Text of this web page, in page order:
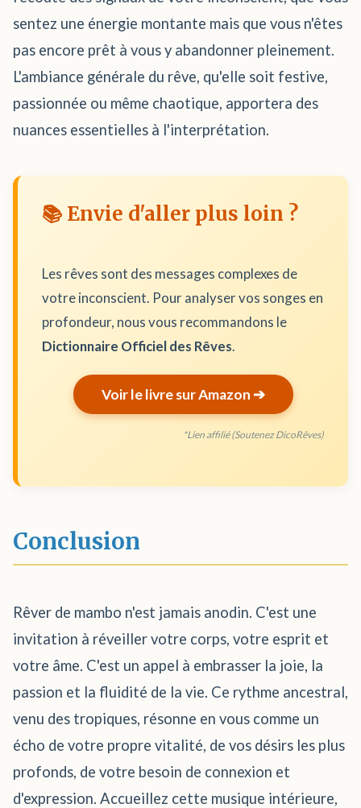
sentez une énergie montante mais que vous n'êtes
pas encore prêt à vous y abandonner pleinement.
L'ambiance générale du rêve, qu'elle soit festive,
passionnée ou même chaotique, apportera des
nuances essentielles à l'interprétation.
📚 Envie d'aller plus loin ?
Les rêves sont des messages complexes de
votre inconscient. Pour analyser vos songes en
profondeur, nous vous recommandons le
Dictionnaire Officiel des Rêves.
Voir le livre sur Amazon ➔
*Lien affilié (Soutenez DicoRêves)
Conclusion
Rêver de mambo n'est jamais anodin. C'est une
invitation à réveiller votre corps, votre esprit et
votre âme. C'est un appel à embrasser la joie, la
passion et la fluidité de la vie. Ce rythme ancestral,
venu des tropiques, résonne en vous comme un
écho de votre propre vitalité, de vos désirs les plus
profonds, de votre besoin de connexion et
d'expression. Accueillez cette musique intérieure,